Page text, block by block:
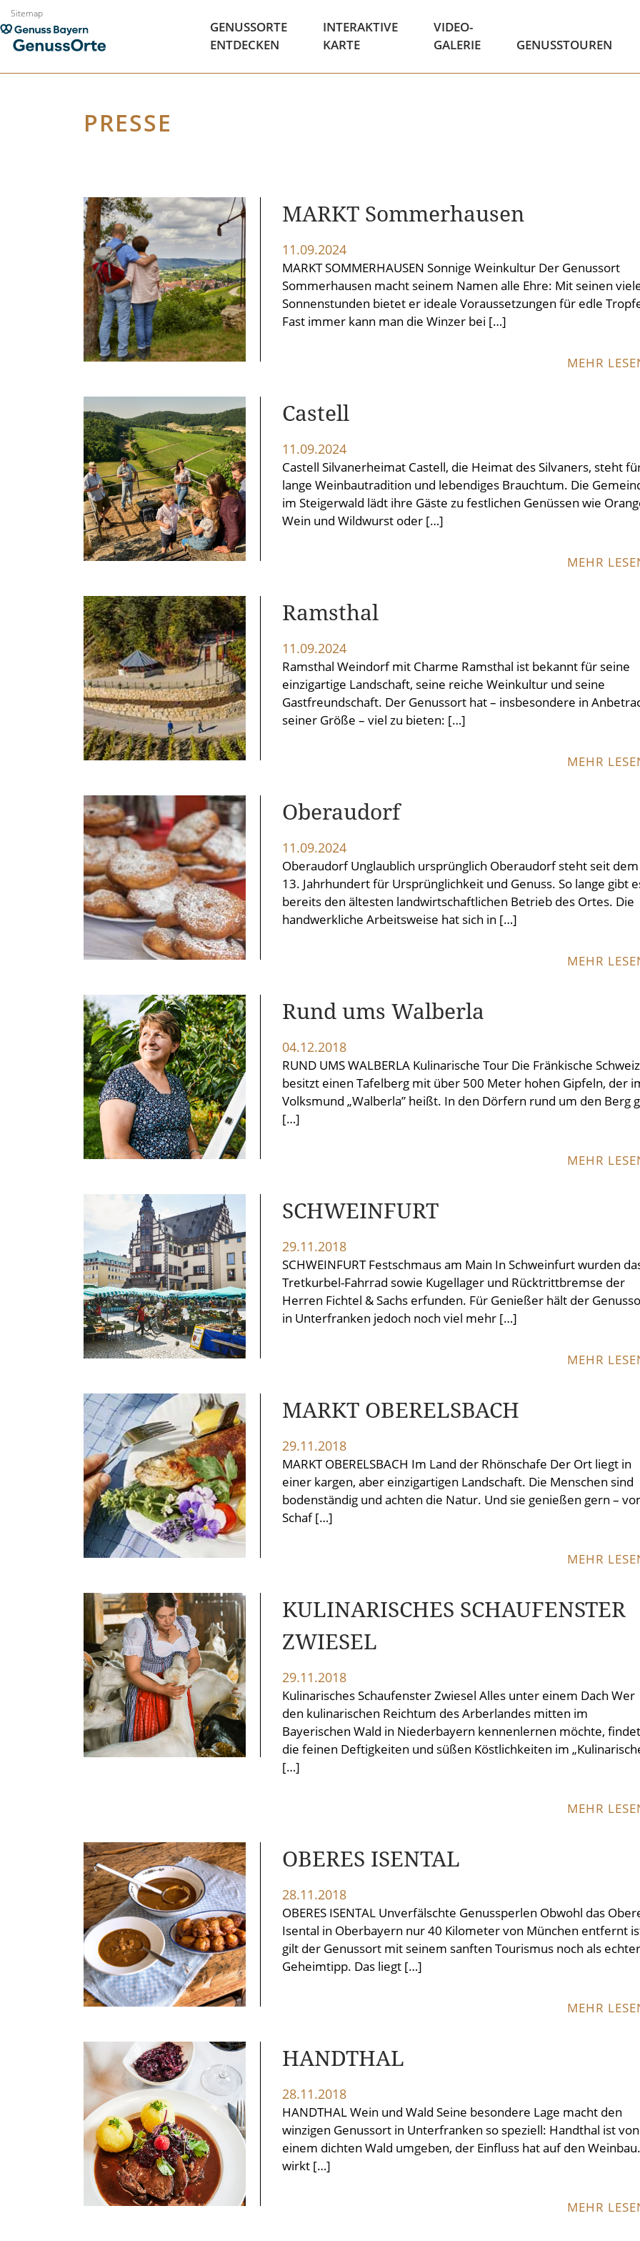
Zum
Inhalt
springen
Sitemap
GENUSSORTE
ENTDECKEN
INTERAKTIVE
KARTE
VIDEO-
GALERIE
GENUSSTOUREN
PRESSE
MARKT Sommerhausen
11.09.2024
MARKT SOMMERHAUSEN Sonnige Weinkultur Der Genussort
Sommerhausen macht seinem Namen alle Ehre: Mit seinen
Sonnenstunden bietet er ideale Voraussetzungen für edle
Fast immer kann man die Winzer bei […]
MEHR
Castell
11.09.2024
Castell Silvanerheimat Castell, die Heimat des Silvaners, steht
lange Weinbautradition und lebendiges Brauchtum. Die
im Steigerwald lädt ihre Gäste zu festlichen Genüssen wie
Wein und Wildwurst oder […]
MEHR
Ramsthal
11.09.2024
Ramsthal Weindorf mit Charme Ramsthal ist bekannt für seine
einzigartige Landschaft, seine reiche Weinkultur und seine
Gastfreundschaft. Der Genussort hat – insbesondere in
seiner Größe – viel zu bieten: […]
MEHR
Oberaudorf
11.09.2024
Oberaudorf Unglaublich ursprünglich Oberaudorf steht seit dem
13. Jahrhundert für Ursprünglichkeit und Genuss. So lange gibt
bereits den ältesten landwirtschaftlichen Betrieb des Ortes. Die
handwerkliche Arbeitsweise hat sich in […]
MEHR
Rund ums Walberla
04.12.2018
RUND UMS WALBERLA Kulinarische Tour Die Fränkische Schweiz
besitzt einen Tafelberg mit über 500 Meter hohen Gipfeln, der
Volksmund „Walberla” heißt. In den Dörfern rund um den Berg
[…]
MEHR
SCHWEINFURT
29.11.2018
SCHWEINFURT Festschmaus am Main In Schweinfurt wurden
Tretkurbel-Fahrrad sowie Kugellager und Rücktrittbremse der
Herren Fichtel & Sachs erfunden. Für Genießer hält der
in Unterfranken jedoch noch viel mehr […]
MEHR
MARKT OBERELSBACH
29.11.2018
MARKT OBERELSBACH Im Land der Rhönschafe Der Ort liegt in
einer kargen, aber einzigartigen Landschaft. Die Menschen sind
bodenständig und achten die Natur. Und sie genießen gern –
Schaf […]
MEHR
KULINARISCHES SCHAUFENSTER
ZWIESEL
29.11.2018
Kulinarisches Schaufenster Zwiesel Alles unter einem Dach Wer
den kulinarischen Reichtum des Arberlandes mitten im
Bayerischen Wald in Niederbayern kennenlernen möchte, findet
die feinen Deftigkeiten und süßen Köstlichkeiten im
[…]
MEHR
OBERES ISENTAL
28.11.2018
OBERES ISENTAL Unverfälschte Genussperlen Obwohl das
Isental in Oberbayern nur 40 Kilometer von München entfernt
gilt der Genussort mit seinem sanften Tourismus noch als echter
Geheimtipp. Das liegt […]
MEHR
HANDTHAL
28.11.2018
HANDTHAL Wein und Wald Seine besondere Lage macht den
winzigen Genussort in Unterfranken so speziell: Handthal ist von
einem dichten Wald umgeben, der Einfluss hat auf den
wirkt […]
MEHR